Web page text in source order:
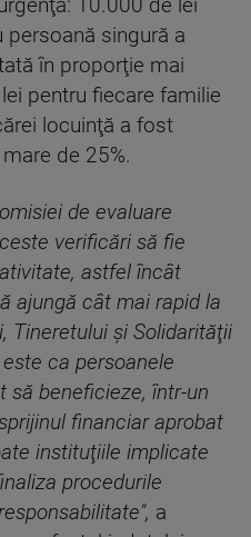
10.000 de lei
singură a
în proporţie mai
pentru fiecare familie
locuinţă a fost
de 25%.
de evaluare
verificări să fie
astfel încât
ajungă cât mai rapid la
Tineretului şi Solidarităţii
ca persoanele
beneficieze, într-un
financiar aprobat
instituţiile implicate
procedurile
a